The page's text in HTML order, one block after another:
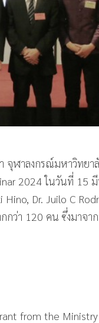
จุฬาลงกรณ์มหาวิทย
2024 ในวันที่ 15
Dr. Juilo C
ว่า 120 คน ซึ่งมาจา
from the